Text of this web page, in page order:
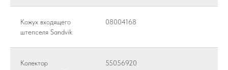
Кожух входящего
штепселя Sandvik
08004168
Колектор
55056920